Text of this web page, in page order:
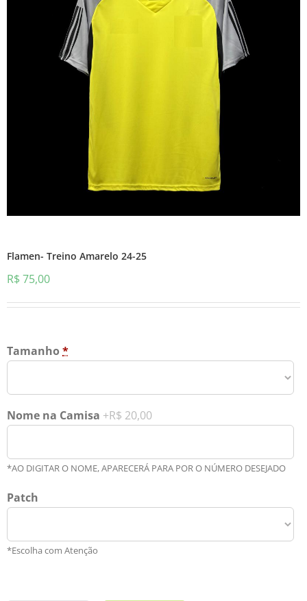
Flamen- Treino Amarelo 24-25
R$ 75,00
Tamanho *
Nome na Camisa +R$ 20,00
*AO DIGITAR O NOME, APARECERÁ PARA POR O NÚMERO DESEJADO
Patch
*Escolha com Atenção